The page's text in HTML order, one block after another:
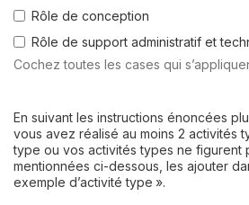
Rôle de conception
Rôle de support administratif et
Cochez toutes les cases qui
En suivant les instructions énoncées
vous avez réalisé au moins 2 activités
type ou vos activités types ne figurent
mentionnées ci-dessous, les ajouter
exemple d’activité type ».